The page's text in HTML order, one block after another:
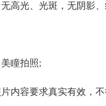
高光、光斑，无阴影
瞳拍照;
内容要求真实有效，